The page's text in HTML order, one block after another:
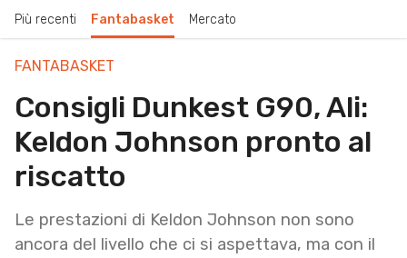
Più recenti Fantabasket Mercato
FANTABASKET
Consigli Dunkest G90, Ali:
Keldon Johnson pronto al
riscatto
Le prestazioni di Keldon Johnson non sono
ancora del livello che ci si aspettava, ma con il